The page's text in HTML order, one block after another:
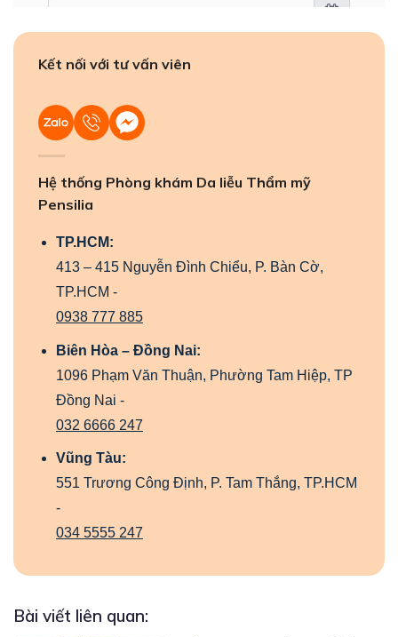
Kết nối với tư vấn viên
Hệ thống Phòng khám Da liễu Thẩm mỹ
Pensilia
TP.HCM:
413 – 415 Nguyễn Đình Chiểu, P. Bàn Cờ,
TP.HCM -
0938 777 885
Biên Hòa – Đồng Nai:
1096 Phạm Văn Thuận, Phường Tam Hiệp, TP
Đồng Nai -
032 6666 247
Vũng Tàu:
551 Trương Công Định, P. Tam Thắng, TP.HCM
-
034 5555 247
Bài viết liên quan: